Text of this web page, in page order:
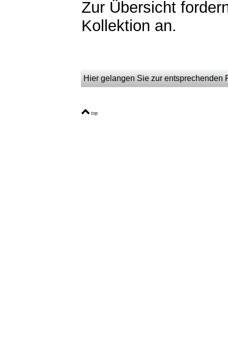
Zur Übersicht
Kollektion an.
Hier gelangen Sie zur entsprechenden
top